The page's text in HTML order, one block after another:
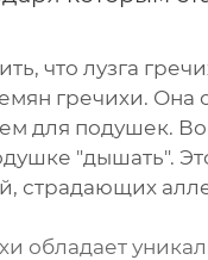
что лузга
гречихи.
для подушек.
"дышать".
страдающих
обладает